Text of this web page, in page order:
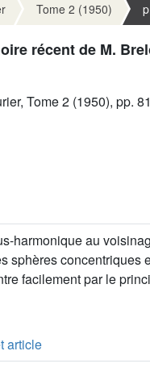
Tome 2 (1950)
récent de M.
Tome 2 (1950), pp.
harmonique au
sphères
facilement par le
article